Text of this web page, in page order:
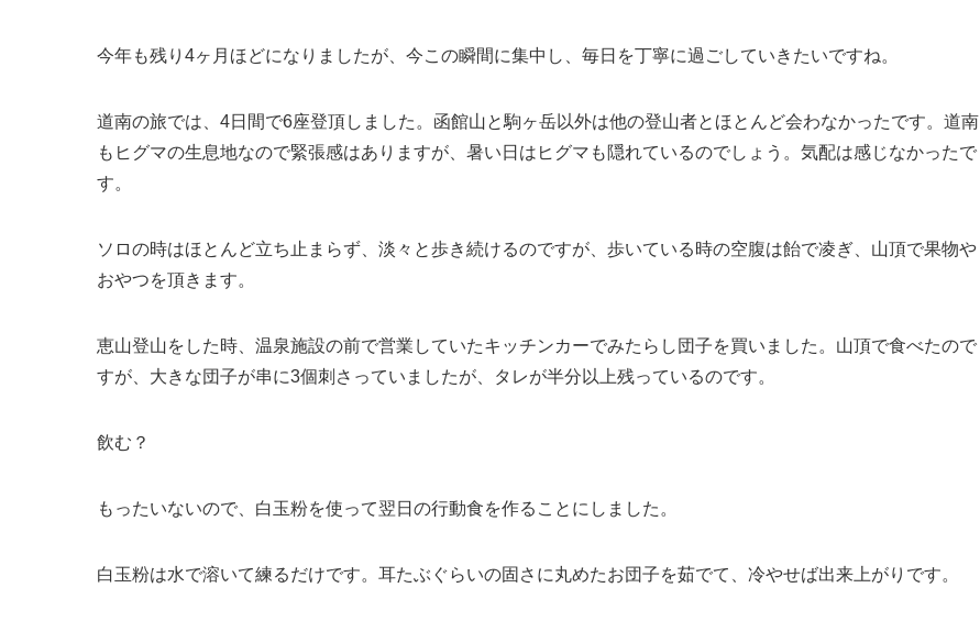
今年も残り4ヶ月ほどになりましたが、今この瞬間に集中し、毎日を丁寧に過ごしていきたいですね。
道南の旅では、4日間で6座登頂しました。函館山と駒ヶ岳以外は他の登山者とほとんど会わなかったです。道南
もヒグマの生息地なので緊張感はありますが、暑い日はヒグマも隠れているのでしょう。気配は感じなかったで
す。
ソロの時はほとんど立ち止まらず、淡々と歩き続けるのですが、歩いている時の空腹は飴で凌ぎ、山頂で果物や
おやつを頂きます。
恵山登山をした時、温泉施設の前で営業していたキッチンカーでみたらし団子を買いました。山頂で食べたので
すが、大きな団子が串に3個刺さっていましたが、タレが半分以上残っているのです。
飲む？
もったいないので、白玉粉を使って翌日の行動食を作ることにしました。
白玉粉は水で溶いて練るだけです。耳たぶぐらいの固さに丸めたお団子を茹でて、冷やせば出来上がりです。